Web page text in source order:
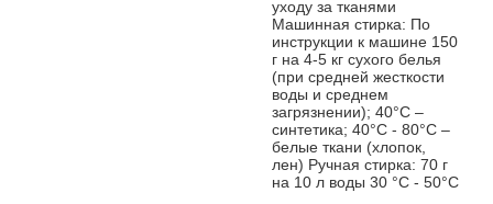
уходу за тканями
Машинная стирка: По
инструкции к машине 150
г на 4-5 кг сухого белья
(при средней жесткости
воды и среднем
загрязнении); 40°С –
синтетика; 40°С - 80°С –
белые ткани (хлопок,
лен) Ручная стирка: 70 г
на 10 л воды 30 °С - 50°С